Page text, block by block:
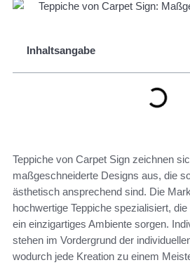
Inhaltsangabe
Teppiche von Carpet Sign zeichnen
maßgeschneiderte Designs aus, die
ästhetisch ansprechend sind. Die
hochwertige Teppiche spezialisiert,
ein einzigartiges Ambiente sorgen.
stehen im Vordergrund der
wodurch jede Kreation zu einem